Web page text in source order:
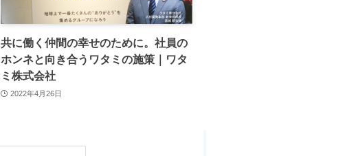
共に働く仲間の幸せのために。社員の
ホンネと向き合うワタミの施策｜ワタ
ミ株式会社
2022年4月26日